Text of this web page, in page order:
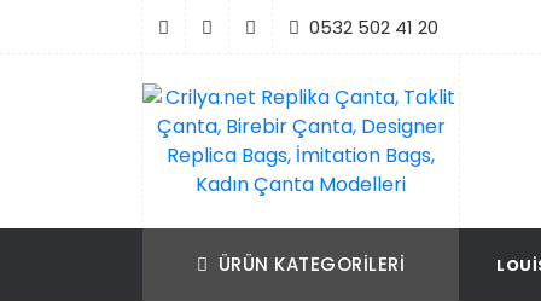
0532 502 41 20
Kadın Çanta Modelleri
ÜRÜN KATEGORILERI